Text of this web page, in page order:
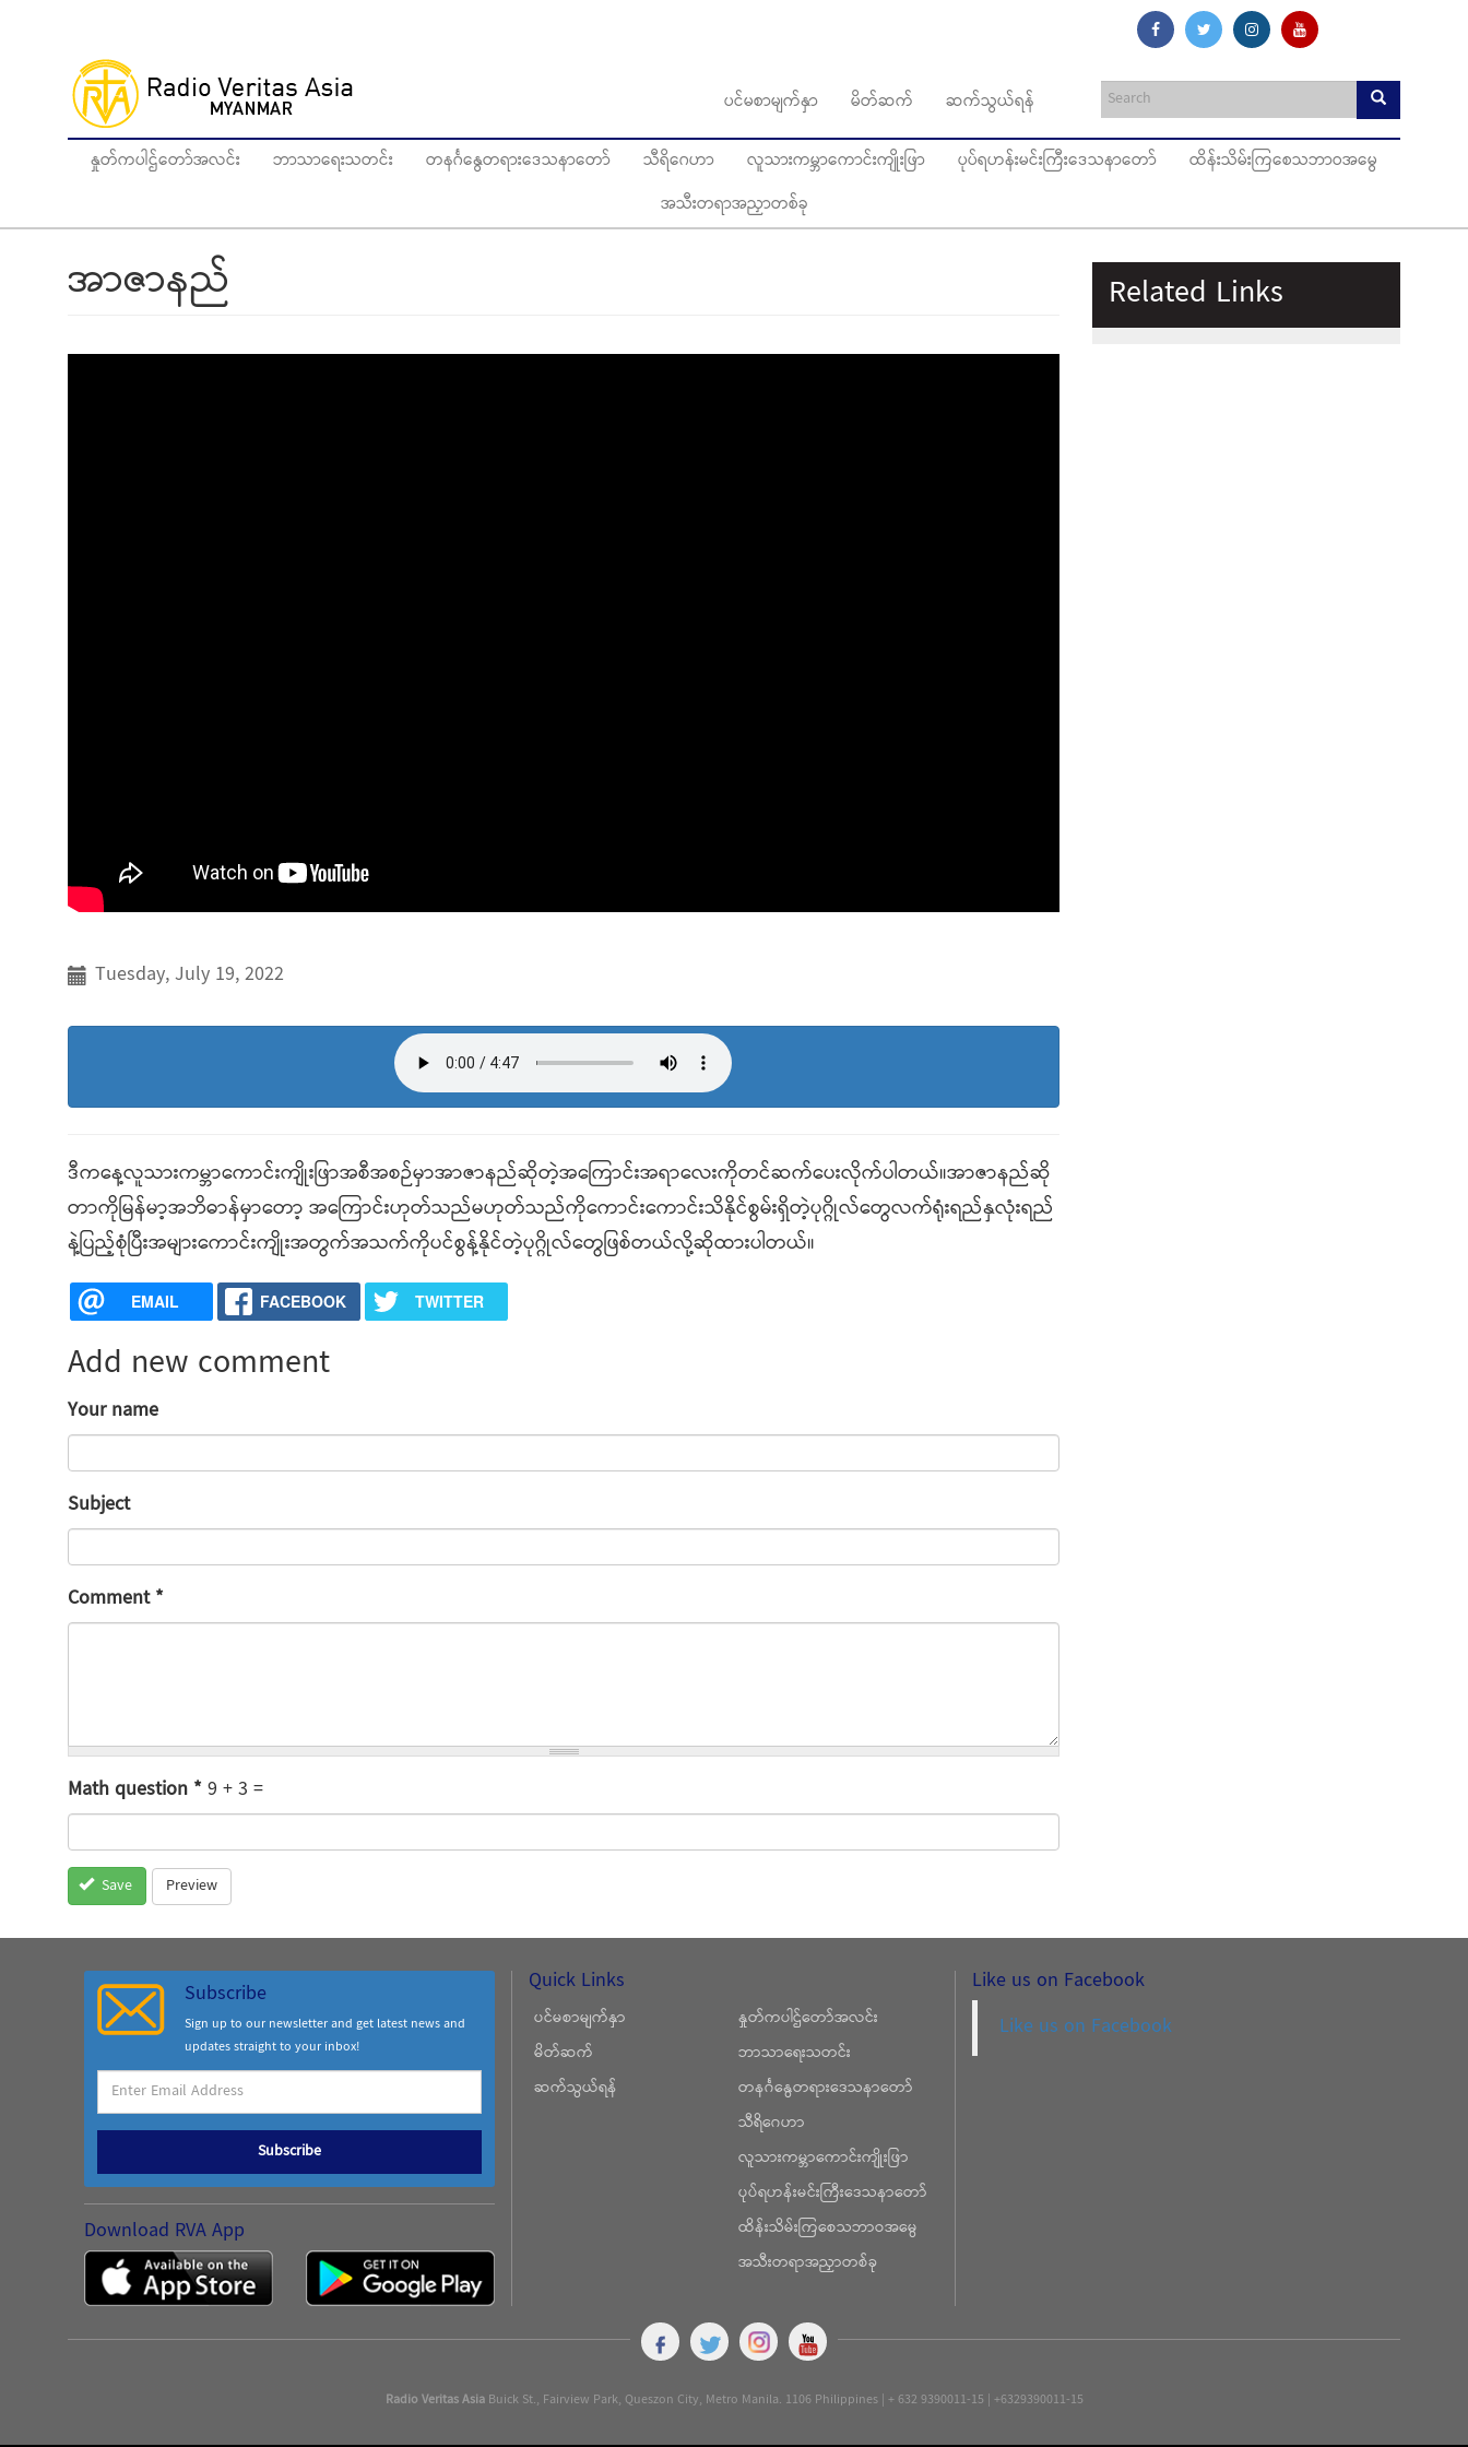
ပင်မစာမျက်နှာ မိတ်ဆက် ဆက်သွယ်ရန်
နှုတ်ကပါဌ်တော်အလင်း ဘာသာရေးသတင်း တနင်္ဂနွေတရားဒေသနာတော် သီရိဂေဟာ လူသားကမ္ဘာကောင်းကျိုးဖြာ ပုပ်ရဟန်းမင်းကြီးဒေသနာတော်
ထိန်းသိမ်းကြစေသဘာဝအမွေ
အသီးတရာအညှာတစ်ခု
အာဇာနည်
Tuesday, July 19, 2022
ဒီကနေ့လူသားကမ္ဘာကောင်းကျိုးဖြာအစီအစဉ်မှာအာဇာနည်ဆိုတဲ့အကြောင်းအရာလေးကိုတင်ဆက်ပေးလိုက်ပါတယ်။အာဇာနည်ဆို
တာကိုမြန်မာ့အဘိဓာန်မှာတော့ အကြောင်းဟုတ်သည်မဟုတ်သည်ကိုကောင်းကောင်းသိနိုင်စွမ်းရှိတဲ့ပုဂ္ဂိုလ်တွေလက်ရုံးရည်နှလုံးရည်
နဲ့ပြည့်စုံပြီးအများကောင်းကျိုးအတွက်အသက်ကိုပင်စွန့်နိုင်တဲ့ပုဂ္ဂိုလ်တွေဖြစ်တယ်လို့ဆိုထားပါတယ်။
EMAIL FACEBOOK TWITTER
Add new comment
Your name
Subject
Comment*
Math question*9 + 3 =
Save Preview
Related Links
Subscribe
Sign up to our newsletter and get latest news and
updates straight to your inbox!
Subscribe
Download RVA App
Quick Links
ပင်မစာမျက်နှာ
မိတ်ဆက်
ဆက်သွယ်ရန်
နှုတ်ကပါဌ်တော်အလင်း
ဘာသာရေးသတင်း
တနင်္ဂနွေတရားဒေသနာတော်
သီရိဂေဟာ
လူသားကမ္ဘာကောင်းကျိုးဖြာ
ပုပ်ရဟန်းမင်းကြီးဒေသနာတော်
ထိန်းသိမ်းကြစေသဘာဝအမွေ
အသီးတရာအညှာတစ်ခု
Like us on Facebook
Like us on Facebook
Radio Veritas AsiaBuick St., Fairview Park, Queszon City, Metro Manila. 1106 Philippines | + 632 9390011-15 | +6329390011-15